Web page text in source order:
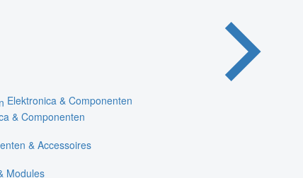
Elektronica & Componenten
& Componenten
& Accessoires
Modules